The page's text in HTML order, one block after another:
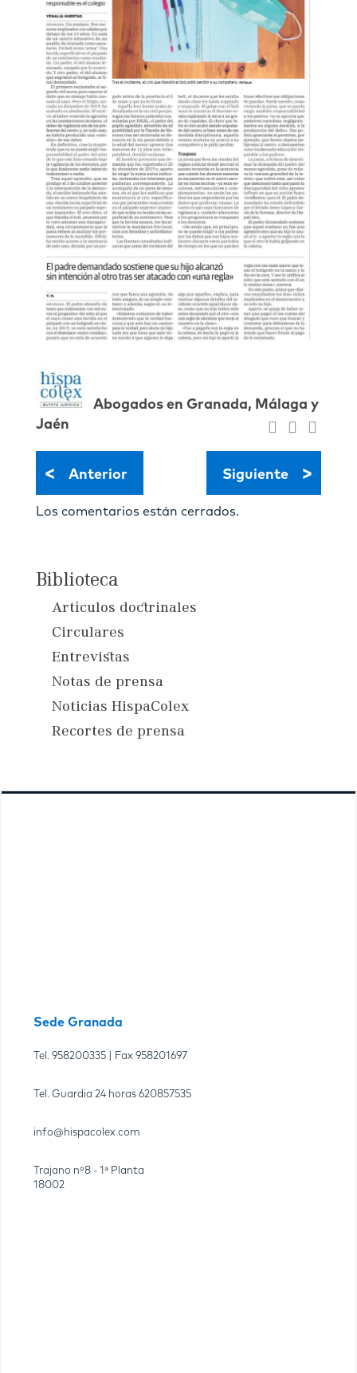
Abogados en Granada, Málaga y
Jaén
< Anterior Siguiente >
Los comentarios están cerrados.
Biblioteca
Artículos doctrinales
Circulares
Entrevistas
Notas de prensa
Noticias HispaColex
Recortes de prensa
Sede Granada
Tel. 958200335 | Fax 958201697
Tel. Guardia 24 horas 620857535
info@hispacolex.com
Trajano nº8 - 1ª Planta
18002